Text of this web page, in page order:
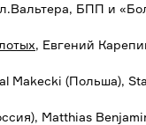
БПП и
, Евгений
Makecki (Польша),
Matthias